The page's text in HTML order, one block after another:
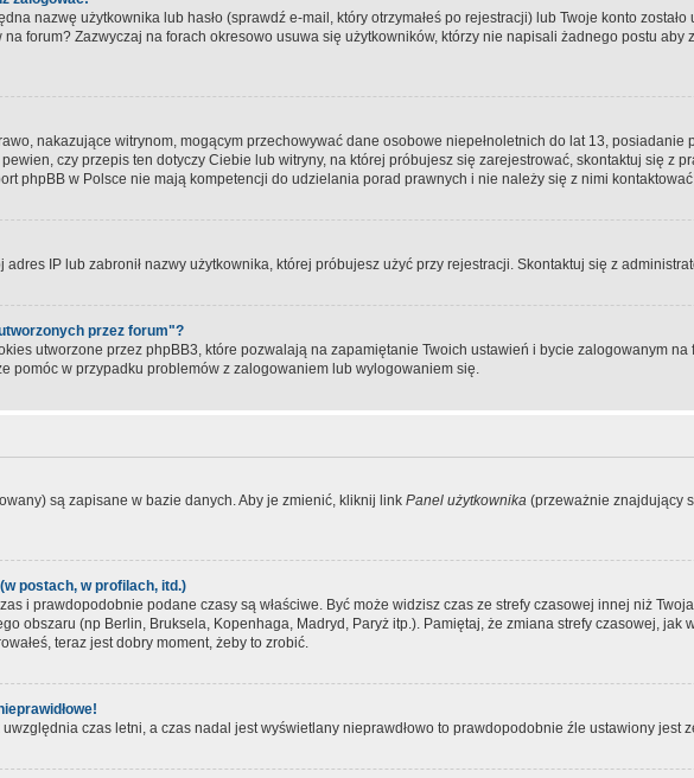
nazwę użytkownika lub hasło (sprawdź e-mail, który otrzymałeś po rejestracji) lub Twoje konto
forum? Zazwyczaj na forach okresowo usuwa się użytkowników, którzy nie napisali żadnego postu
nakazujące witrynom, mogącym przechowywać dane osobowe niepełnoletnich do lat 13,
czy przepis ten dotyczy Ciebie lub witryny, na której próbujesz się zarejestrować, skontaktuj się z
phpBB w Polsce nie mają kompetencji do udzielania porad prawnych i nie należy się z nimi
adres IP lub zabronił nazwy użytkownika, której próbujesz użyć przy rejestracji. Skontaktuj się z
przez forum"?
utworzone przez phpBB3, które pozwalają na zapamiętanie Twoich ustawień i bycie zalogowanym
pomóc w przypadku problemów z zalogowaniem lub wylogowaniem się.
są zapisane w bazie danych. Aby je zmienić, kliknij link Panel użytkownika (przeważnie znajdujący
postach, w profilach, itd.)
i prawdopodobnie podane czasy są właściwe. Być może widzisz czas ze strefy czasowej innej niż
obszaru (np Berlin, Bruksela, Kopenhaga, Madryd, Paryż itp.). Pamiętaj, że zmiana strefy czasowej,
teraz jest dobry moment, żeby to zrobić.
czas letni, a czas nadal jest wyświetlany nieprawdłowo to prawdopodobnie źle ustawiony jest